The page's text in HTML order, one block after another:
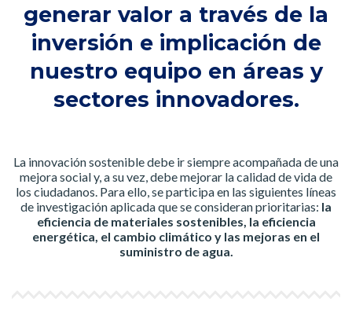
generar valor a través de la
inversión e implicación de
nuestro equipo en áreas y
sectores innovadores.
La innovación sostenible debe ir siempre acompañada de una
mejora social y, a su vez, debe mejorar la calidad de vida de
los ciudadanos. Para ello, se participa en las siguientes líneas
de investigación aplicada que se consideran prioritarias: la
eficiencia de materiales sostenibles, la eficiencia
energética, el cambio climático y las mejoras en el
suministro de agua.